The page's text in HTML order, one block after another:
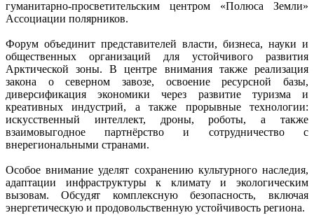
гуманитарно‑просветительским центром «Полюса Земли»
Ассоциации полярников.
Форум объединит представителей власти, бизнеса, науки и
общественных организаций для устойчивого развития
Арктической зоны. В центре внимания также реализация
закона о северном завозе, освоение ресурсной базы,
диверсификация экономики через развитие туризма и
креативных индустрий, а также прорывные технологии:
искусственный интеллект, дроны, роботы, а также
взаимовыгодное партнёрство и сотрудничество с
внерегиональными странами.
Особое внимание уделят сохранению культурного наследия,
адаптации инфраструктуры к климату и экологическим
вызовам. Обсудят комплексную безопасность, включая
энергетическую и продовольственную устойчивость региона.